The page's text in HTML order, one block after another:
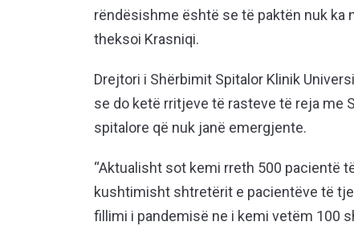
rëndësishme është se të paktën nuk
theksoi Krasniqi.
Drejtori i Shërbimit Spitalor Klinik
se do ketë rritjeve të rasteve të reja me
spitalore që nuk janë emergjente.
“Aktualisht sot kemi rreth 500 pacientë
kushtimisht shtretërit e pacientëve të
fillimi i pandemisë ne i kemi vetëm 100